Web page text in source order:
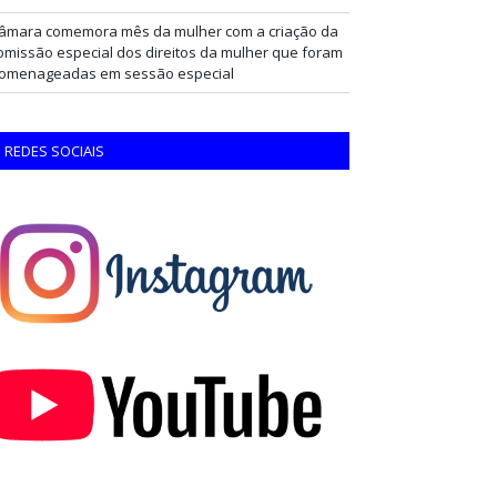
comemora mês da mulher com a criação da
especial dos direitos da mulher que foram
em sessão especial
REDES SOCIAIS